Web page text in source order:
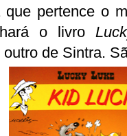
pertence o
o livro
de Sintra.